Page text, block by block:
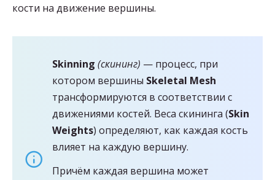
кости на движение вершины.
Skinning (скининг) — процесс, при
котором вершины Skeletal Mesh
трансформируются в соответствии с
движениями костей. Веса скининга (Skin
Weights) определяют, как каждая кость
влияет на каждую вершину.
Причём каждая вершина может